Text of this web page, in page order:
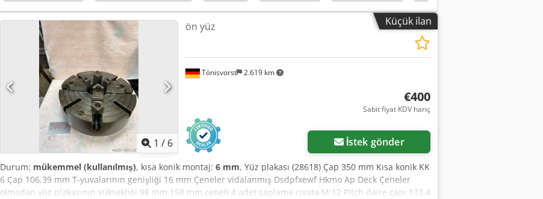
Küçük ilan
1 / 6
Tönisvorst 2.619 km
ön yüz
€400
Sabit fiyat KDV hariç
İstek gönder
Durum: mükemmel (kullanılmış), kısa konik montaj: 6 mm, Yüz plakası (28618) Çap 350 mm Kısa konik KK
6 Çap 106,39 mm T-yuvalarının genişliği 16 mm Çeneler vidalanmış Dsdpfxewf Hkmo Ap Deck Çeneler
olmadan yüz plakasının yüksekliği 98 mm 158 mm çeneli 4 adet saplama cıvata M 12 Pitch daire çapı 133,4